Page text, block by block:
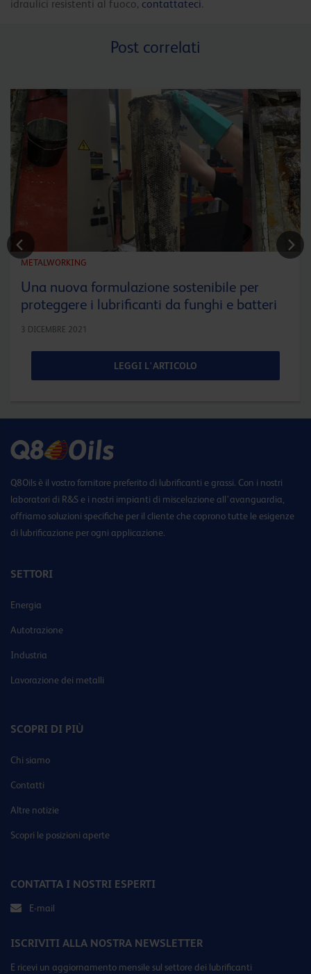
idraulici resistenti al fuoco, contattateci.
Post correlati
METALWORKING
Una nuova formulazione sostenibile per
proteggere i lubrificanti da funghi e batteri
3 DICEMBRE 2021
LEGGI L'ARTICOLO
Q8Oils è il vostro fornitore preferito di lubrificanti e grassi. Con i nostri
laboratori di R&S e i nostri impianti di miscelazione all’avanguardia,
offriamo soluzioni specifiche per il cliente che coprono tutte le esigenze
di lubrificazione per ogni applicazione.
SETTORI
Energia
Autotrazione
Industria
Lavorazione dei metalli
SCOPRI DI PIÙ
Chi siamo
Contatti
Altre notizie
Scopri le posizioni aperte
CONTATTA I NOSTRI ESPERTI
E-mail
ISCRIVITI ALLA NOSTRA NEWSLETTER
E ricevi un aggiornamento mensile sul settore dei lubrificanti